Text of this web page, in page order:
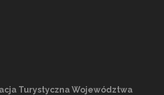
Turystyczna Województwa